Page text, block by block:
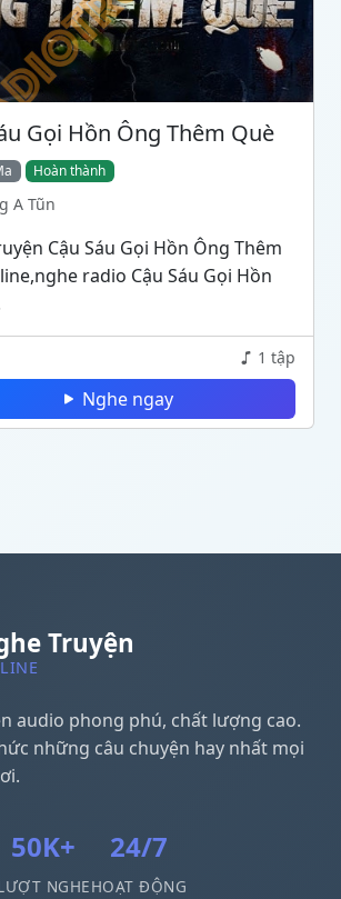
Gọi Hồn Ông Thêm Què
Hoàn thành
A Tũn
Cậu Sáu Gọi Hồn Ông Thêm
radio Cậu Sáu Gọi Hồn
1 tập
Nghe ngay
Truyện
audio phong phú, chất lượng cao.
những câu chuyện hay nhất mọi
50K+
NGHE
24/7
HOẠT ĐỘNG